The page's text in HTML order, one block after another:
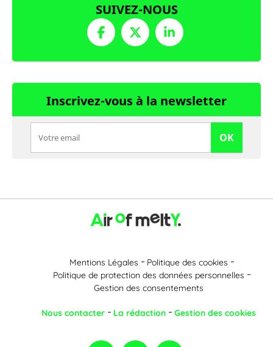
SUIVEZ-NOUS
Inscrivez-vous à la newsletter
OK
Mentions Légales
Politique des cookies
Politique de protection des données personnelles
Gestion des consentements
Nous contacter La rédaction Gestion des cookies